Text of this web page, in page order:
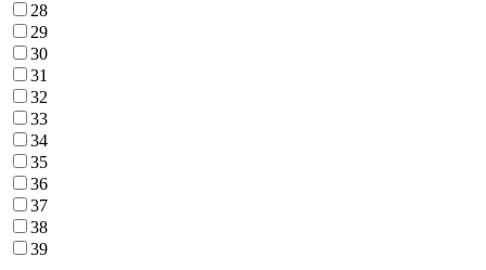
28
29
30
31
32
33
34
35
36
37
38
39